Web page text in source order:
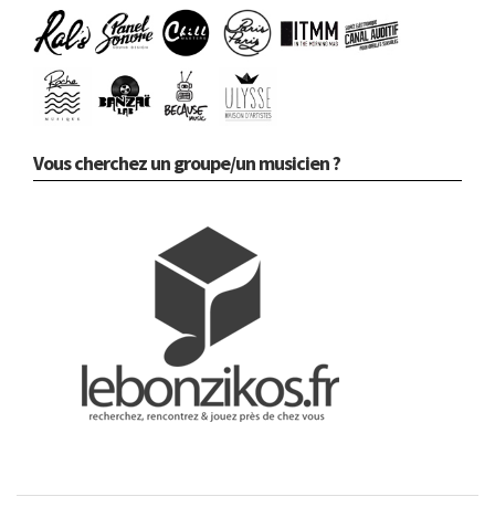
Vous cherchez un groupe/un musicien ?